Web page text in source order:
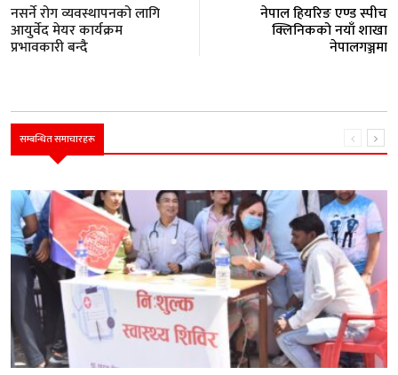
नसर्ने रोग व्यवस्थापनको लागि
आयुर्वेद मेयर कार्यक्रम
प्रभावकारी बन्दै
नेपाल हियरिङ एण्ड स्पीच
क्लिनिकको नयाँ शाखा
नेपालगञ्जमा
सम्बन्धित समाचारहरू